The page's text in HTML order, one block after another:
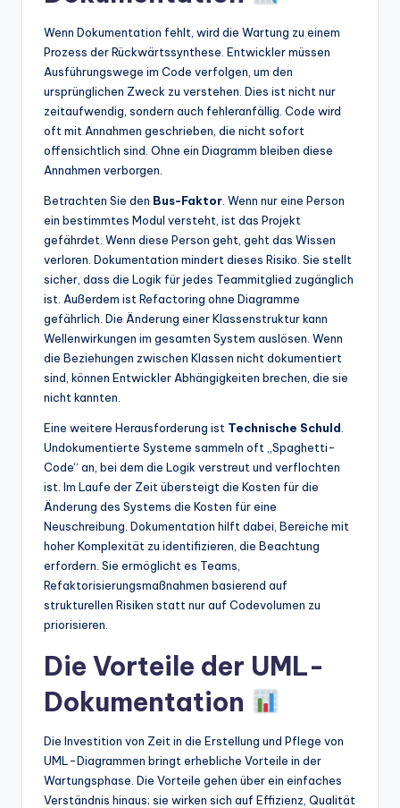
Wenn Dokumentation fehlt, wird die Wartung zu einem
Prozess der Rückwärtssynthese. Entwickler müssen
Ausführungswege im Code verfolgen, um den
ursprünglichen Zweck zu verstehen. Dies ist nicht nur
zeitaufwendig, sondern auch fehleranfällig. Code wird
oft mit Annahmen geschrieben, die nicht sofort
offensichtlich sind. Ohne ein Diagramm bleiben diese
Annahmen verborgen.
Betrachten Sie den Bus-Faktor . Wenn nur eine Person
ein bestimmtes Modul versteht, ist das Projekt
gefährdet. Wenn diese Person geht, geht das Wissen
verloren. Dokumentation mindert dieses Risiko. Sie stellt
sicher, dass die Logik für jedes Teammitglied zugänglich
ist. Außerdem ist Refactoring ohne Diagramme
gefährlich. Die Änderung einer Klassenstruktur kann
Wellenwirkungen im gesamten System auslösen. Wenn
die Beziehungen zwischen Klassen nicht dokumentiert
sind, können Entwickler Abhängigkeiten brechen, die sie
nicht kannten.
Eine weitere Herausforderung ist Technische Schuld
Undokumentierte Systeme sammeln oft „Spaghetti-
Code“ an, bei dem die Logik verstreut und verflochten
ist. Im Laufe der Zeit übersteigt die Kosten für die
Änderung des Systems die Kosten für eine
Neuschreibung. Dokumentation hilft dabei, Bereiche mit
hoher Komplexität zu identifizieren, die Beachtung
erfordern. Sie ermöglicht es Teams,
Refaktorisierungsmaßnahmen basierend auf
strukturellen Risiken statt nur auf Codevolumen zu
priorisieren.
Die Vorteile der UML-
Dokumentation
Die Investition von Zeit in die Erstellung und Pflege von
UML-Diagrammen bringt erhebliche Vorteile in der
Wartungsphase. Die Vorteile gehen über ein einfaches
Verständnis hinaus; sie wirken sich auf Effizienz, Qualität